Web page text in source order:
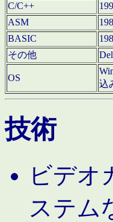
C/C++
ASM
BASIC
その他
OS
込
技術
ビデオ
ステム